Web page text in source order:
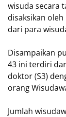
wisuda secara
disaksikan
dari para
Disampaikan
43 ini terdiri
doktor (S3)
orang
Jumlah